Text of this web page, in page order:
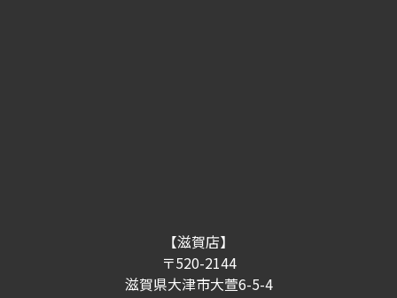
【滋賀店】
〒520-2144
滋賀県大津市大萱6-5-4